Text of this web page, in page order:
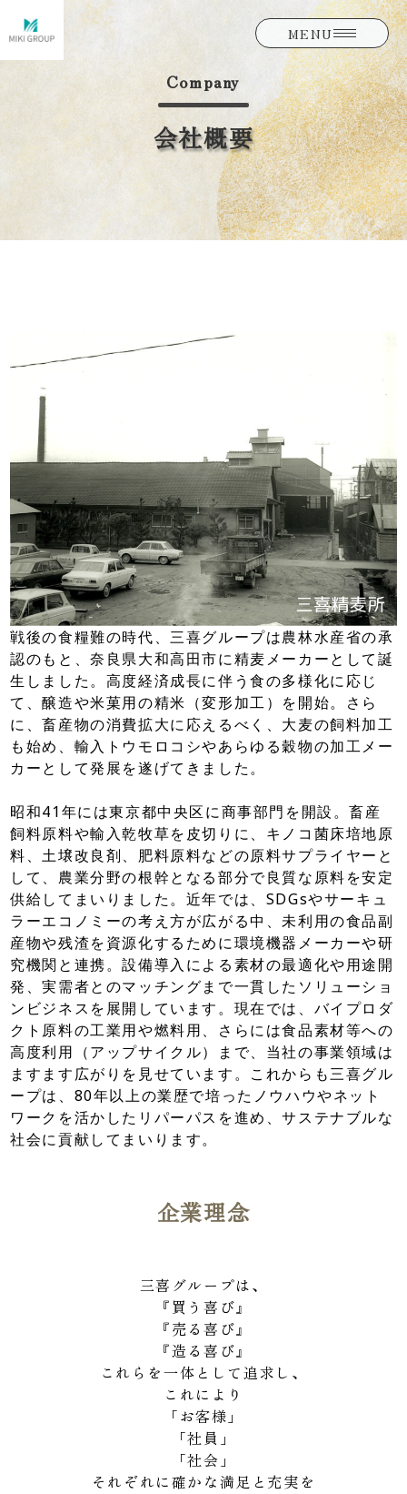
MENU
Company
会社概要
戦後の食糧難の時代、三喜グループは農林水産省の承
認のもと、奈良県大和高田市に精麦メーカーとして誕
生しました。高度経済成長に伴う食の多様化に応じ
て、醸造や米菓用の精米（変形加工）を開始。さら
に、畜産物の消費拡大に応えるべく、大麦の飼料加工
も始め、輸入トウモロコシやあらゆる穀物の加工メー
カーとして発展を遂げてきました。
昭和41年には東京都中央区に商事部門を開設。畜産
飼料原料や輸入乾牧草を皮切りに、キノコ菌床培地原
料、土壌改良剤、肥料原料などの原料サプライヤーと
して、農業分野の根幹となる部分で良質な原料を安定
供給してまいりました。近年では、SDGsやサーキュ
ラーエコノミーの考え方が広がる中、未利用の食品副
産物や残渣を資源化するために環境機器メーカーや研
究機関と連携。設備導入による素材の最適化や用途開
発、実需者とのマッチングまで一貫したソリューショ
ンビジネスを展開しています。現在では、バイプロダ
クト原料の工業用や燃料用、さらには食品素材等への
高度利用（アップサイクル）まで、当社の事業領域は
ますます広がりを見せています。これからも三喜グル
ープは、80年以上の業歴で培ったノウハウやネット
ワークを活かしたリパーパスを進め、サステナブルな
社会に貢献してまいります。
企業理念
三喜グループは、
『買う喜び』
『売る喜び』
『造る喜び』
これらを一体として追求し、
これにより
「お客様」
「社員」
「社会」
それぞれに確かな満足と充実を